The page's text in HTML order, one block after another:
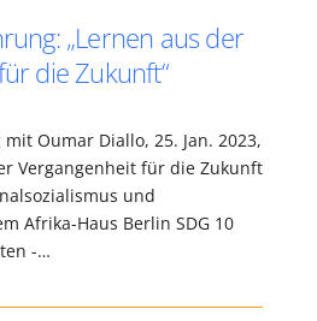
„Lernen aus der
die Zukunft“
Oumar Diallo, 25. Jan. 2023,
Vergangenheit für die Zukunft
und
Afrika-Haus Berlin SDG 10
-…